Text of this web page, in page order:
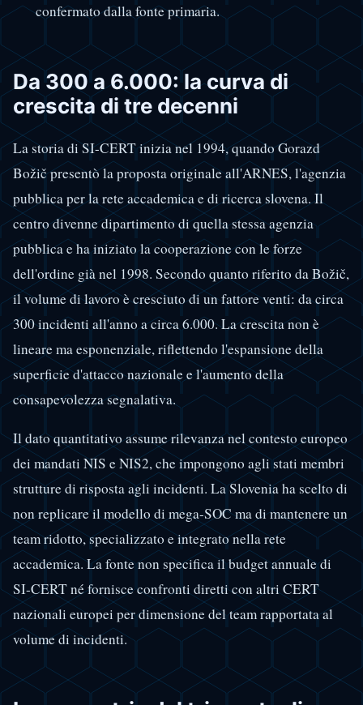
confermato dalla fonte primaria.
Da 300 a 6.000: la curva di
crescita di tre decenni
La storia di SI-CERT inizia nel 1994, quando Gorazd
Božič presentò la proposta originale all'ARNES, l'agenzia
pubblica per la rete accademica e di ricerca slovena. Il
centro divenne dipartimento di quella stessa agenzia
pubblica e ha iniziato la cooperazione con le forze
dell'ordine già nel 1998. Secondo quanto riferito da Božič,
il volume di lavoro è cresciuto di un fattore venti: da circa
300 incidenti all'anno a circa 6.000. La crescita non è
lineare ma esponenziale, riflettendo l'espansione della
superficie d'attacco nazionale e l'aumento della
consapevolezza segnalativa.
Il dato quantitativo assume rilevanza nel contesto europeo
dei mandati NIS e NIS2, che impongono agli stati membri
strutture di risposta agli incidenti. La Slovenia ha scelto di
non replicare il modello di mega-SOC ma di mantenere un
team ridotto, specializzato e integrato nella rete
accademica. La fonte non specifica il budget annuale di
SI-CERT né fornisce confronti diretti con altri CERT
nazionali europei per dimensione del team rapportata al
volume di incidenti.